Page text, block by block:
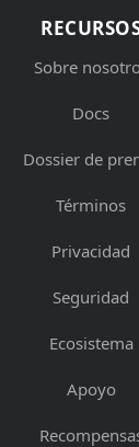
Sobre
Docs
Dossier de
Términos
Privacidad
Seguridad
Ecosistema
Apoyo